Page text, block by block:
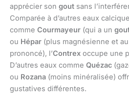
apprécier son gout sans
Comparée à d’autres eaux
comme Courmayeur (qui a un
ou Hépar (plus magnésienne et au
prononcé), l’Contrex occupe une
D’autres eaux comme Quézac
ou Rozana (moins minéralisée)
gustatives différentes.